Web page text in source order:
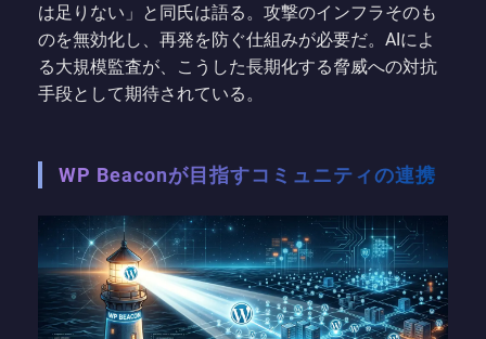
は足りない」と同氏は語る。攻撃のインフラそのも
のを無効化し、再発を防ぐ仕組みが必要だ。AIによ
る大規模監査が、こうした長期化する脅威への対抗
手段として期待されている。
WP Beaconが目指すコミュニティの連携